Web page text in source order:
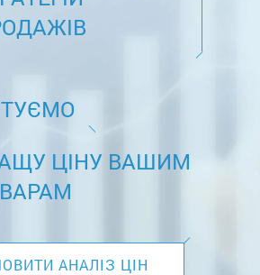
ЦІНУ ВАШИМ
АНАЛІЗ ЦІН